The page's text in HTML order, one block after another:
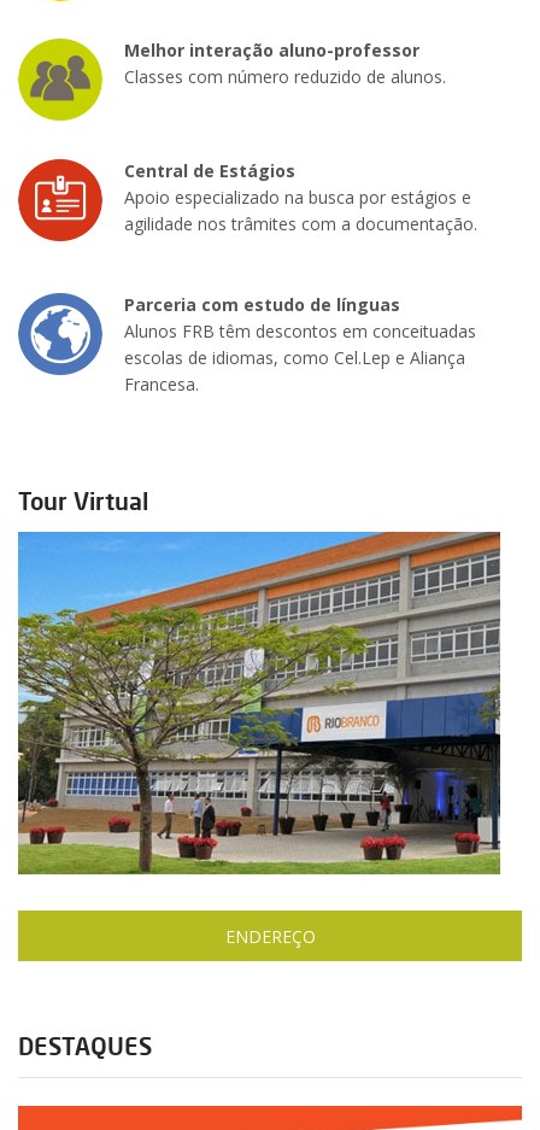
Melhor interação aluno-professor
Classes com número reduzido de alunos.
Central de Estágios
Apoio especializado na busca por estágios e
agilidade nos trâmites com a documentação.
Parceria com estudo de línguas
Alunos FRB têm descontos em conceituadas
escolas de idiomas, como Cel.Lep e Aliança
Francesa.
Tour Virtual
ENDEREÇO
DESTAQUES